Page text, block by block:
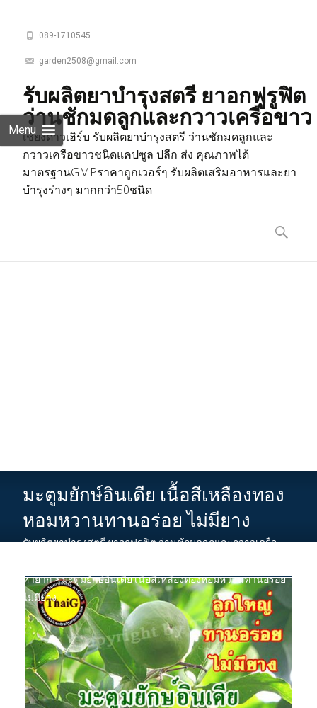
089-1710545
garden2508@gmail.com
รับผลิตยาบำรุงสตรี ยาอกฟูรูฟิต
ว่านชักมดลูกและกวาวเครือขาว
เชียงดาวเฮิร์บ รับผลิตยาบำรุงสตรี ว่านชักมดลูกและ
กวาวเครือขาวชนิดแคปซูล ปลีก ส่ง คุณภาพได้
มาตรฐานGMPราคาถูกเวอร์ๆ รับผลิตเสริมอาหารและยา
บำรุงร่างๆ มากกว่า50ชนิด
Menu
to
content
ค้นหา
สำหรับ:
มะตูมยักษ์อินเดีย เนื้อสีเหลืองทอง
หอมหวานทานอร่อย ไม่มียาง
รับผลิตยาบำรุงสตรี ยาอกฟูรูฟิต ว่านชักมดลูกและกวาวเครือ
หายาก>มะตูมยักษ์อินเดีย เนื้อสีเหลืองทองหอมหวานทานอร่อย
ไม่มียาง